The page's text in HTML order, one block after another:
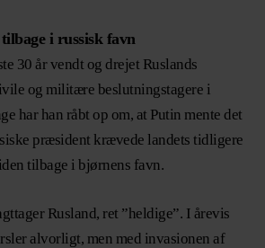
i russisk favn
30 år vendt og drejet Ruslands
og militære beslutningstagere i
har han råbt op om, at Putin mente det
præsident krævede landets tidligere
tilbage i bjørnens favn.
Rusland, ret ”heldige”. I årevis
alvorligt, men med invasionen af